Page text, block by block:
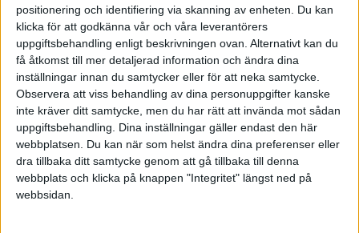
positionering och identifiering via skanning av enheten. Du kan
klicka för att godkänna vår och våra leverantörers
uppgiftsbehandling enligt beskrivningen ovan. Alternativt kan du
få åtkomst till mer detaljerad information och ändra dina
inställningar innan du samtycker eller för att neka samtycke.
Observera att viss behandling av dina personuppgifter kanske
inte kräver ditt samtycke, men du har rätt att invända mot sådan
uppgiftsbehandling. Dina inställningar gäller endast den här
webbplatsen. Du kan när som helst ändra dina preferenser eller
dra tillbaka ditt samtycke genom att gå tillbaka till denna
webbplats och klicka på knappen "Integritet" längst ned på
webbsidan.
Jag har goda privata besparingar, och är sedan
en längre tid tillbaka aktiv på börsen.
Detta har gjort att jag tar knappt ut någon lön i
bolaget.
Detta har i sin tur gjort att enheten som jag kör
på arbetet gör en stor vinst varje månad (Utöver
det som den nuvarande personalen genererar)